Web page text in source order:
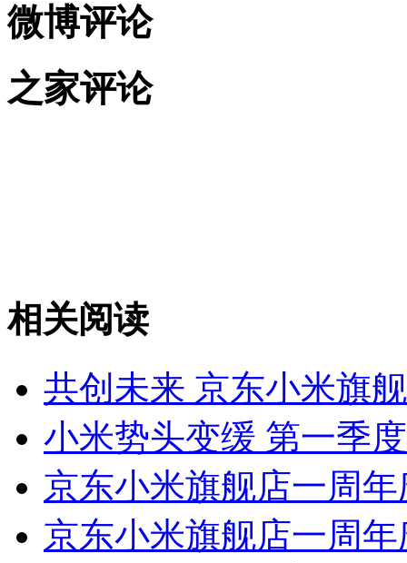
微博评论
之家评论
相关阅读
共创未来 京东小米旗
小米势头变缓 第一季
京东小米旗舰店一周
京东小米旗舰店一周